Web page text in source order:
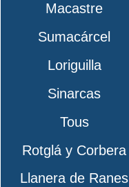
Macastre
Sumacárcel
Loriguilla
Sinarcas
Tous
Rotglá y Corbera
Llanera de Ranes